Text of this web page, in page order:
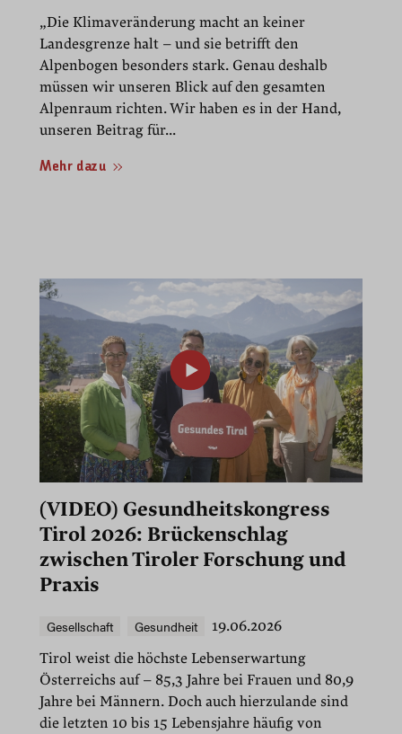
„Die Klimaveränderung macht an keiner
Landesgrenze halt – und sie betrifft den
Alpenbogen besonders stark. Genau deshalb
müssen wir unseren Blick auf den gesamten
Alpenraum richten. Wir haben es in der Hand,
unseren Beitrag für...
Mehr dazu
(VIDEO) Gesundheitskongress
Tirol 2026: Brückenschlag
zwischen Tiroler Forschung und
Praxis
Gesellschaft Gesundheit
19.06.2026
Tirol weist die höchste Lebenserwartung
Österreichs auf – 85,3 Jahre bei Frauen und 80,9
Jahre bei Männern. Doch auch hierzulande sind
die letzten 10 bis 15 Lebensjahre häufig von